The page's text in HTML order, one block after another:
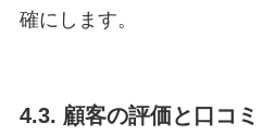
確にします。
4.3. 顧客の評価と口コミ